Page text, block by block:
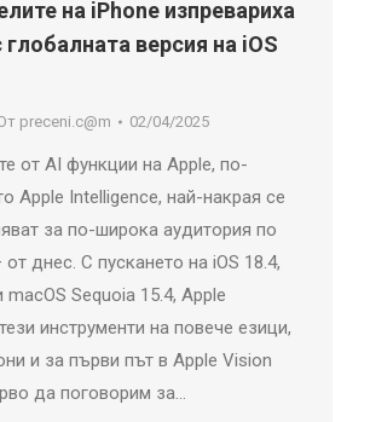
на iPhone изпревариха
версия на iOS
preceni.c@m 02/04/2025
от AI функции на Apple, по-
Apple Intelligence, най-накрая се
за по-широка аудитория по
днес. С пускането на iOS 18.4,
macOS Sequoia 15.4, Apple
инструменти на повече езици,
и за първи път в Apple Vision
да поговорим за…